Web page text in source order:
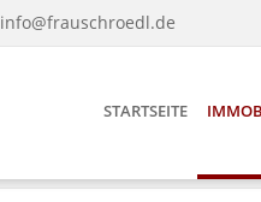
info@frauschroedl.de
STARTSEITE